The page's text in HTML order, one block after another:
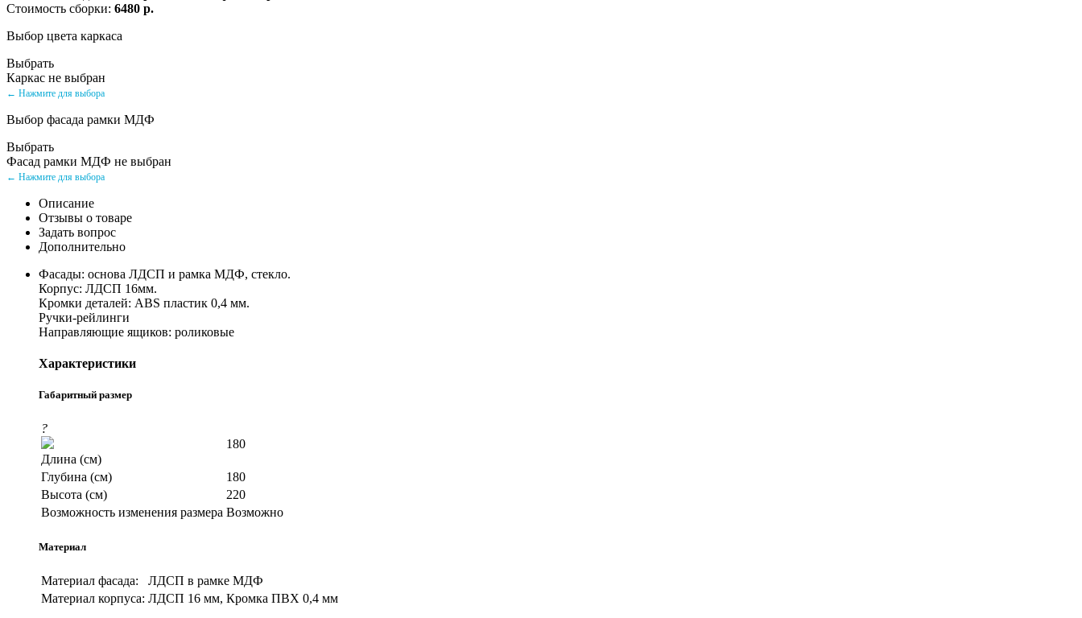
Стоимость сборки: 6480 р.
Выбор цвета каркаса
Выбрать
Каркас не выбран
← Нажмите для выбора
Выбор фасада рамки МДФ
Выбрать
Фасад рамки МДФ не выбран
← Нажмите для выбора
Описание
Отзывы о товаре
Задать вопрос
Дополнительно
Фасады: основа ЛДСП и рамка МДФ, стекло.
Корпус: ЛДСП 16мм.
Кромки деталей: ABS пластик 0,4 мм.
Ручки-рейлинги
Направляющие ящиков: роликовые
Характеристики
Габаритный размер
?
Длина (см)
180
Глубина (см)
180
Высота (см)
220
Возможность изменения размера Возможно
Материал
Материал фасада:
ЛДСП в рамке МДФ
Материал корпуса: ЛДСП 16 мм, Кромка ПВХ 0,4 мм